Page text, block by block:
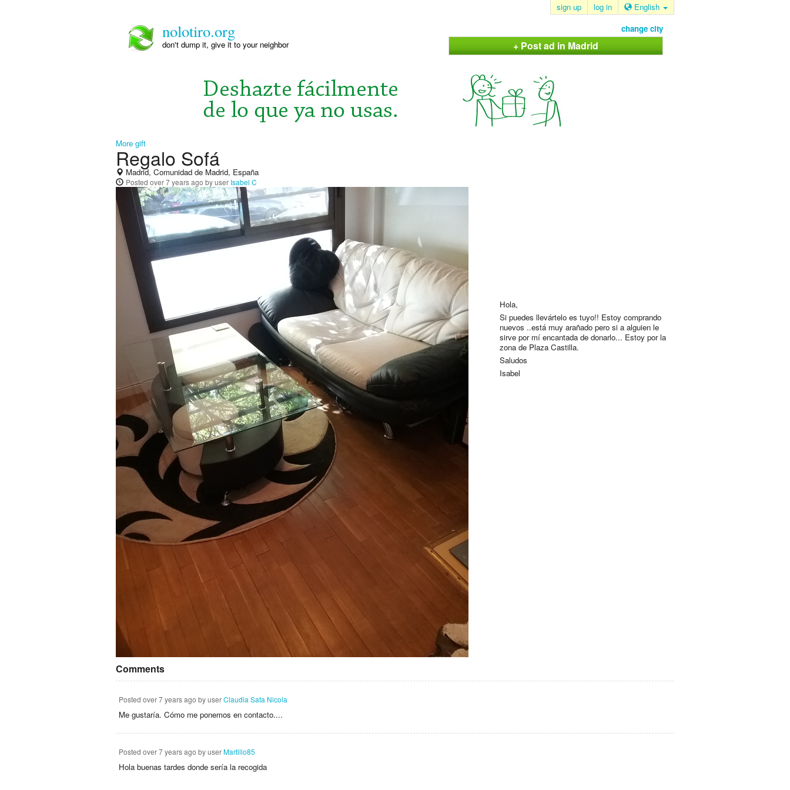
sign up log in English
nolotiro.org
don't dump it, give it to your neighbor
change city
+ Post ad in Madrid
More gift
Regalo Sofá
Madrid, Comunidad de Madrid, España
Posted over 7 years ago by user Isabel C
Hola,
Si puedes llevártelo es tuyo!! Estoy comprando
nuevos ..está muy arañado pero si a alguien le
sirve por mí encantada de donarlo... Estoy por la
zona de Plaza Castilla.
Saludos
Isabel
Comments
Posted over 7 years ago by userClaudia Sata Nicola
Me gustaría. Cómo me ponemos en contacto....
Posted over 7 years ago by userMartillo85
Hola buenas tardes donde sería la recogida